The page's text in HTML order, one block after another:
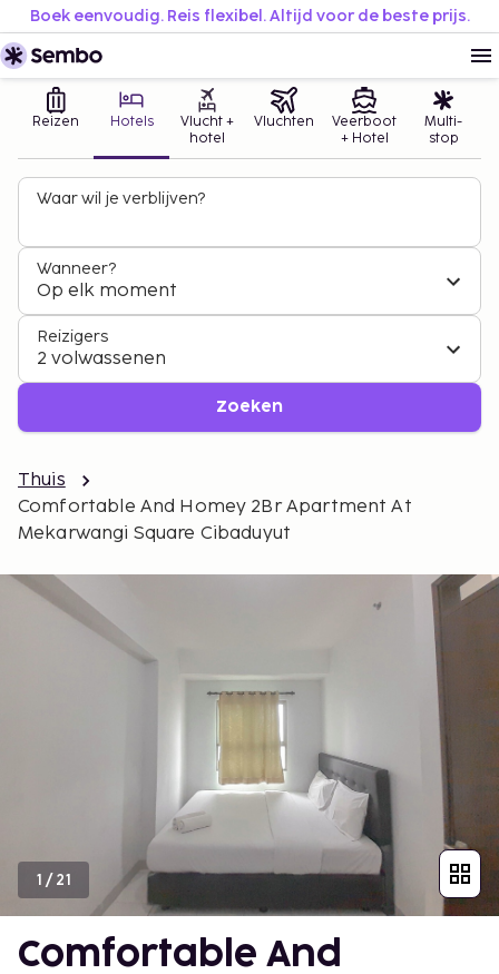
Boek eenvoudig. Reis flexibel. Altijd voor de beste prijs.
Reizen Hotels
Vlucht +
hotel
Vluchten
Veerboot
+ Hotel
Multi-
stop
Waar wil je verblijven?
Wanneer?
Op elk moment
Reizigers
2 volwassenen
Zoeken
Thuis
Comfortable And Homey 2Br Apartment At
Mekarwangi Square Cibaduyut
1 /21
Comfortable And